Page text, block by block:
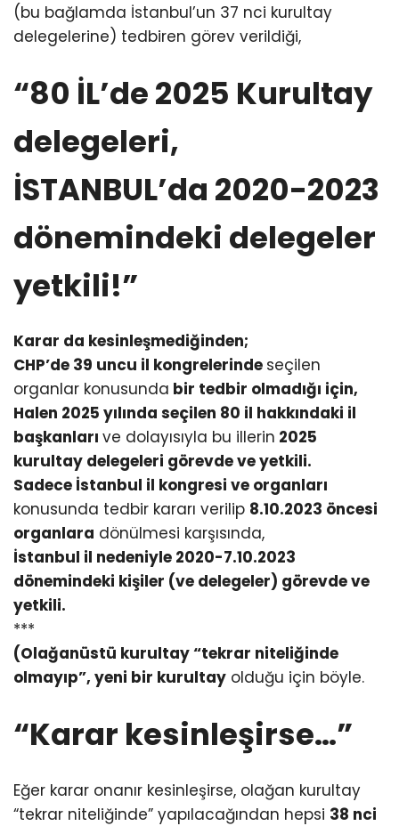
(bu bağlamda İstanbul’un 37 nci kurultay
delegelerine) tedbiren görev verildiği,
“80 İL’de 2025 Kurultay
delegeleri,
İSTANBUL’da 2020-2023
dönemindeki delegeler
yetkili!”
Karar da kesinleşmediğinden;
CHP’de 39 uncu il kongrelerinde seçilen
organlar konusunda bir tedbir olmadığı için,
Halen 2025 yılında seçilen 80 il hakkındaki il
başkanları ve dolayısıyla bu illerin 2025
kurultay delegeleri görevde ve yetkili.
Sadece İstanbul il kongresi ve organları
konusunda tedbir kararı verilip 8.10.2023 öncesi
organlara dönülmesi karşısında,
İstanbul il nedeniyle 2020-7.10.2023
dönemindeki kişiler (ve delegeler) görevde ve
yetkili.
***
(Olağanüstü kurultay “tekrar niteliğinde
olmayıp”, yeni bir kurultay olduğu için böyle.
“Karar kesinleşirse…”
Eğer karar onanır kesinleşirse, olağan kurultay
“tekrar niteliğinde” yapılacağından hepsi 38 nci